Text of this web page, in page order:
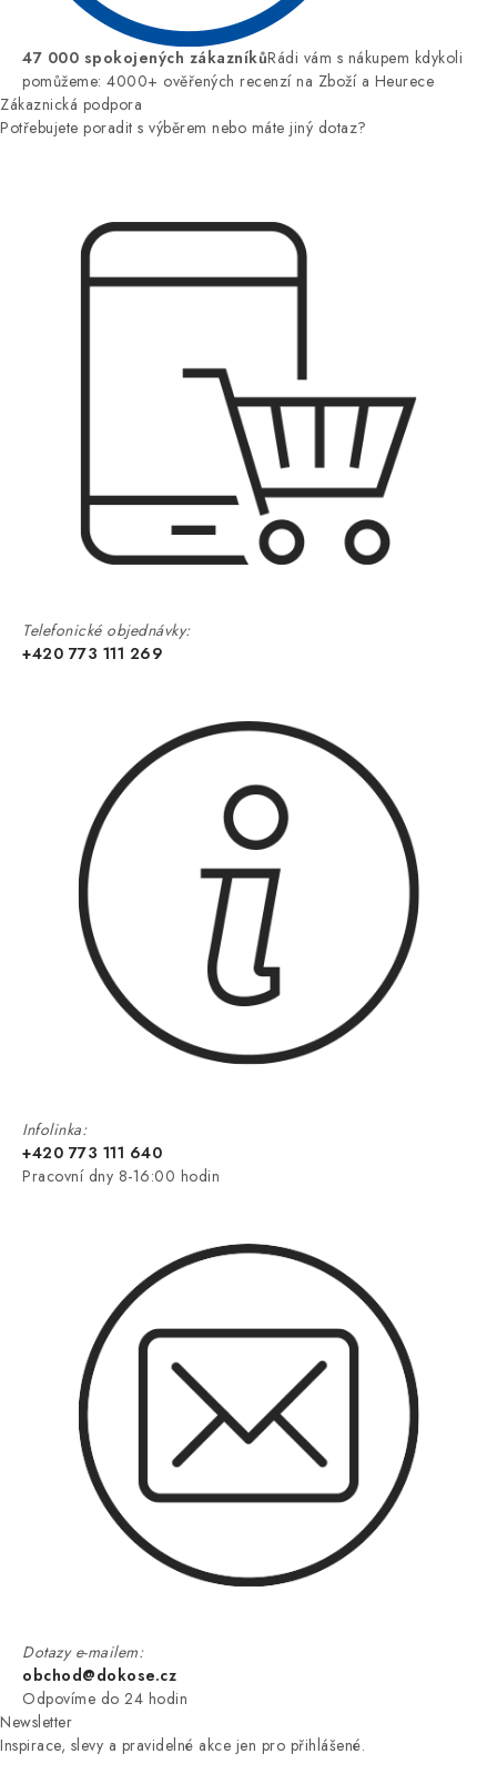
47 000 spokojených zákazníkůRádi vám s nákupem kdykoli
pomůžeme: 4000+ ověřených recenzí na Zboží a Heurece
Zákaznická podpora
Potřebujete poradit s výběrem nebo máte jiný dotaz?
Telefonické objednávky:
+420 773 111 269
Infolinka:
+420 773 111 640
Pracovní dny 8-16:00 hodin
Dotazy e-mailem:
obchod@dokose.cz
Odpovíme do 24 hodin
Newsletter
Inspirace, slevy a pravidelné akce jen pro přihlášené.